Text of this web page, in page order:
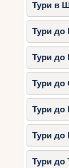
Тури в
Тури до
Тури до
Тури до
Тури до
Тури до
Тури до